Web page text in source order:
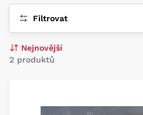
Filtrovat
2 produktů